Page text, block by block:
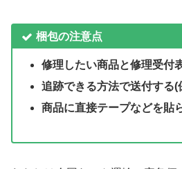
梱包の注意点
修理したい商品と修理受付
追跡できる方法で送付する
商品に直接テープなどを貼